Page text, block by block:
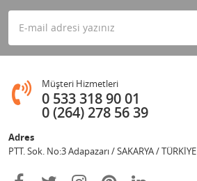
Müşteri Hizmetleri
0 533 318 90 01
0 (264) 278 56 39
Adres
PTT. Sok. No:3 Adapazarı / SAKARYA / TÜRKİYE